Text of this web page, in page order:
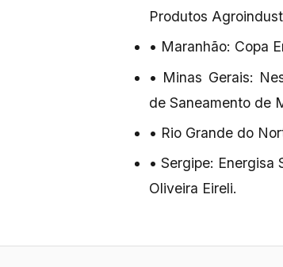
Produtos
• Maranhão: Copa
• Minas Gerais:
de Saneamento de
• Rio Grande do
• Sergipe: Energisa
Oliveira Eireli.